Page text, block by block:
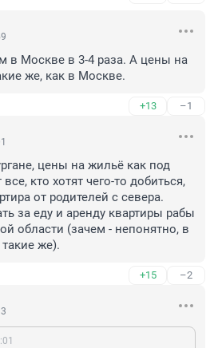
в Москве в 3-4 раза. А цены на
же, как в Москве.
+13 –1
цены на жильё как под
кто хотят чего-то добиться,
от родителей с севера.
за еду и аренду квартиры рабы
области (зачем - непонятно, в
же).
+15 –2